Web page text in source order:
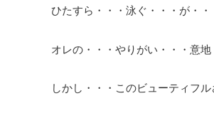
ひたすら・・・泳ぐ・・・が・・
オレの・・・やりがい・・・意
しかし・・・このビューティフ